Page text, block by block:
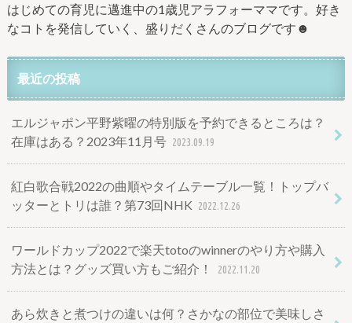
はじめての育児に邁進中の1歳児アラフォーママです。好き
なコトを発信していく、盛りだくさんのブログです☻
最近の投稿
エルジャポン平野紫曜の特別版を予約できるところは？
在庫はある？2023年11月号 2023.09.19
紅白歌合戦2022の曲順やタイムテーブル一覧！トップバ
ッターとトリは誰？第73回NHK 2022.12.26
ワールドカップ2022で楽天totoのwinnerのやり方や購入
方法とは？グッズ買い方もご紹介！
2022.11.20
あら炊きと煮つけの違いは何？さかなの部位で美味しさ